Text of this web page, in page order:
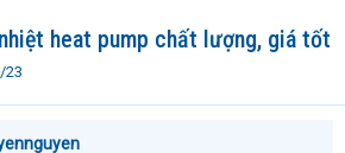
heat pump chất lượng, giá tốt
23